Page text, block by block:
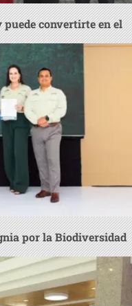
convertirte en el
por la Biodiversidad